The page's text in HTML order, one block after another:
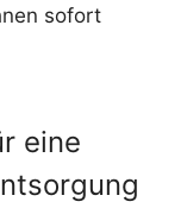
sofort
eine